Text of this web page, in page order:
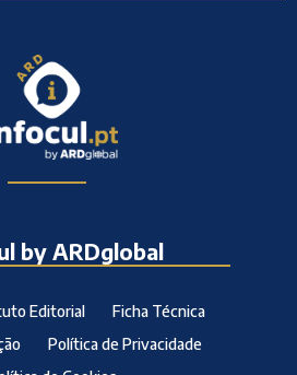
by ARDglobal
Editorial
Ficha Técnica
Política de Privacidade